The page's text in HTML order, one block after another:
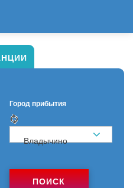
Город прибытия
Владычино
ПОИСК